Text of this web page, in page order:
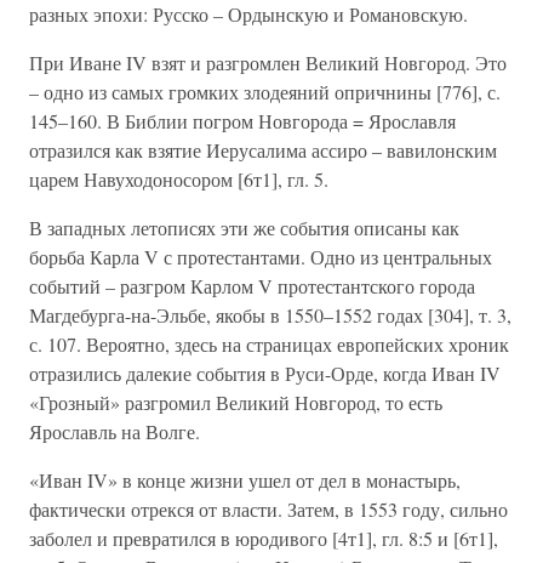
разных эпохи: Русско – Ордынскую и Романовскую.
При Иване IV взят и разгромлен Великий Новгород. Это
– одно из самых громких злодеяний опричнины [776], с.
145–160. В Библии погром Новгорода = Ярославля
отразился как взятие Иерусалима ассиро – вавилонским
царем Навуходоносором [6т1], гл. 5.
В западных летописях эти же события описаны как
борьба Карла V с протестантами. Одно из центральных
событий – разгром Карлом V протестантского города
Магдебурга-на-Эльбе, якобы в 1550–1552 годах [304], т. 3,
с. 107. Вероятно, здесь на страницах европейских хроник
отразились далекие события в Руси-Орде, когда Иван IV
«Грозный» разгромил Великий Новгород, то есть
Ярославль на Волге.
«Иван IV» в конце жизни ушел от дел в монастырь,
фактически отрекся от власти. Затем, в 1553 году, сильно
заболел и превратился в юродивого [4т1], гл. 8:5 и [6т1],